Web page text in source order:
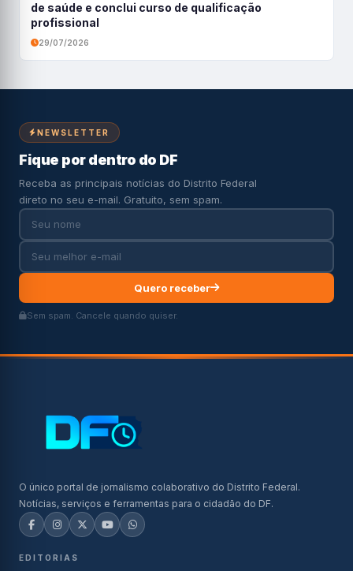
de saúde e conclui curso de qualificação
profissional
29/07/2026
NEWSLETTER
Fique por dentro do DF
Receba as principais notícias do Distrito Federal
direto no seu e-mail. Gratuito, sem spam.
Quero receber
Sem spam. Cancele quando quiser.
O único portal de jornalismo colaborativo do Distrito Federal.
Notícias, serviços e ferramentas para o cidadão do DF.
EDITORIAS